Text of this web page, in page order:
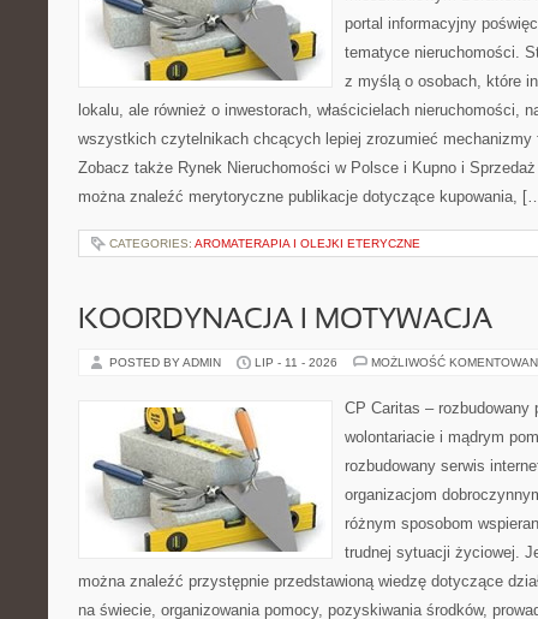
portal informacyjny
tematyce nieruchomości.
z myślą o osobach, które
lokalu, ale również o inwestorach, właścicielach nieruchomości,
wszystkich czytelnikach chcących lepiej zrozumieć mechanizmy
Zobacz także Rynek Nieruchomości w Polsce i Kupno i
można znaleźć merytoryczne publikacje dotyczące kupowania,
CATEGORIES: AROMATERAPIA I OLEJKI ETERYCZNE
KOORDYNACJA I MOTYWACJA
POSTED BY ADMIN LIP - 11 - 2026 MOŻLIWOŚĆ
CP Caritas – rozbudowany
wolontariacie i mądrym
rozbudowany serwis
organizacjom
różnym sposobom
trudnej sytuacji życiowej.
można znaleźć przystępnie przedstawioną wiedzę dotyczące
na świecie, organizowania pomocy, pozyskiwania środków,